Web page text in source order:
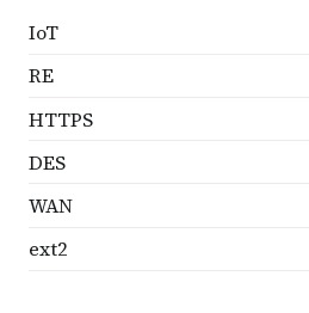
IoT
RE
HTTPS
DES
WAN
ext2